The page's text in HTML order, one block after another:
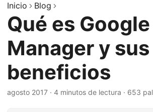
Inicio Blog
Qué es
Manager y sus
beneficios
agosto 2017 · 4 minutos de lectura · 653